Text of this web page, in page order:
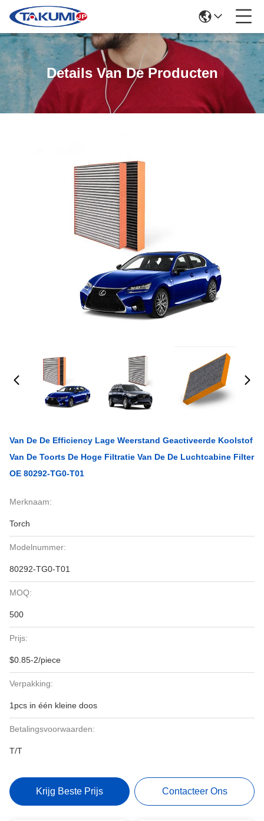
Details Van De Producten
Van De De Efficiency Lage Weerstand Geactiveerde Koolstof
Van De Toorts De Hoge Filtratie Van De De Luchtcabine Filter
OE 80292-TG0-T01
Merknaam:
Torch
Modelnummer:
80292-TG0-T01
MOQ:
500
Prijs:
$0.85-2/piece
Verpakking:
1pcs in één kleine doos
Betalingsvoorwaarden:
T/T
Krijg Beste Prijs Contacteer Ons